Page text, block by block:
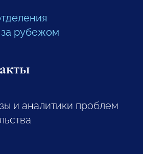
рубежом
и аналитики проблем